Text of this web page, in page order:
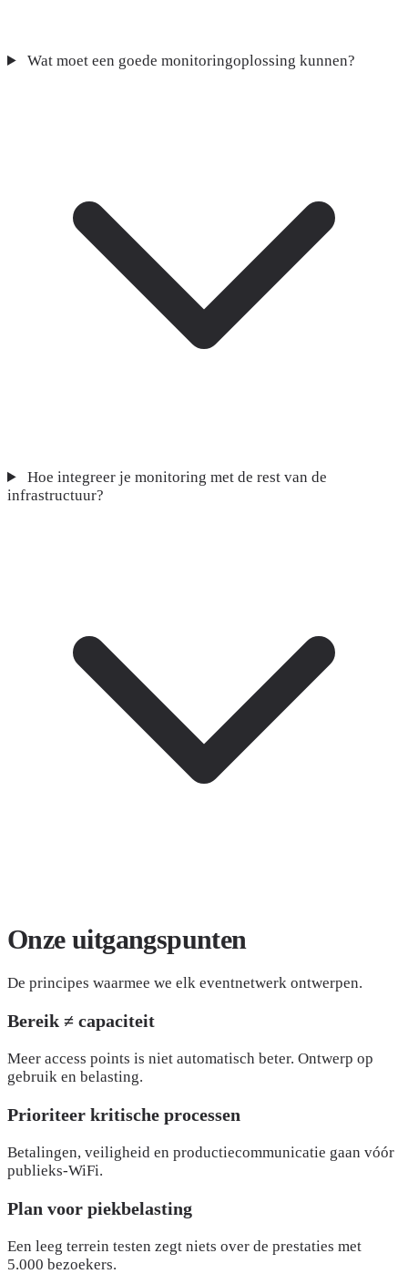
Wat moet een goede monitoringoplossing kunnen?
Hoe integreer je monitoring met de rest van de
infrastructuur?
Onzeuitgangspunten
De principes waarmee we elk eventnetwerk ontwerpen.
Bereik ≠ capaciteit
Meer access points is niet automatisch beter. Ontwerp op
gebruik en belasting.
Prioriteer kritische processen
Betalingen, veiligheid en productiecommunicatie gaan vóór
publieks-WiFi.
Plan voor piekbelasting
Een leeg terrein testen zegt niets over de prestaties met
5.000 bezoekers.